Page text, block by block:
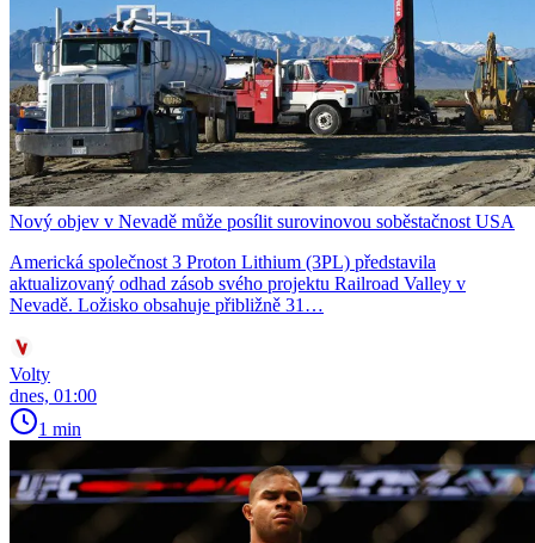
Nový objev v Nevadě může posílit surovinovou soběstačnost USA
Americká společnost 3 Proton Lithium (3PL) představila
aktualizovaný odhad zásob svého projektu Railroad Valley v
Nevadě. Ložisko obsahuje přibližně 31…
Volty
dnes, 01:00
1 min